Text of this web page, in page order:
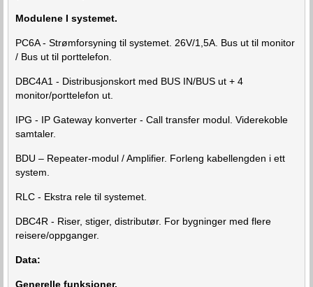
Modulene I systemet.
PC6A - Strømforsyning til systemet. 26V/1,5A. Bus ut til monitor
/ Bus ut til porttelefon.
DBC4A1 - Distribusjonskort med BUS IN/BUS ut + 4
monitor/porttelefon ut.
IPG - IP Gateway konverter - Call transfer modul. Viderekoble
samtaler.
BDU – Repeater-modul / Amplifier. Forleng kabellengden i ett
system.
RLC - Ekstra rele til systemet.
DBC4R - Riser, stiger, distributør. For bygninger med flere
reisere/oppganger.
Data:
Generelle funksjoner.